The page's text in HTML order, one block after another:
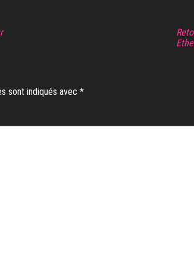
sont indiqués avec *